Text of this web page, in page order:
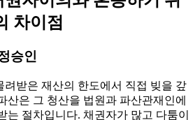
차이점
승인
려받은 재산의 한도에서 직접 빚을 갚
산은 그 청산을 법원과 파산관재인에
는 절차입니다. 채권자가 많고 다툼이